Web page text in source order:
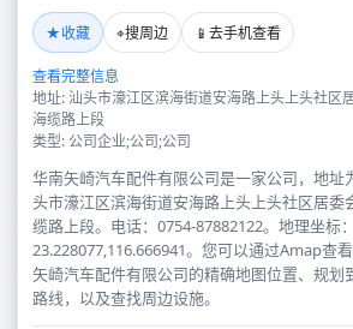
★收藏 ⌖搜周边 📱 去手机查看
查看完整信息
地址: 汕头市濠江区滨海街道安海路上头上头社区
海缆路上段
类型: 公司企业;公司;公司
华南矢崎汽车配件有限公司是一家公司，地址
头市濠江区滨海街道安海路上头上头社区居委
缆路上段。电话：0754-87882122。地理坐标：
23.228077,116.666941。您可以通过Amap查
矢崎汽车配件有限公司的精确地图位置、规划
路线，以及查找周边设施。